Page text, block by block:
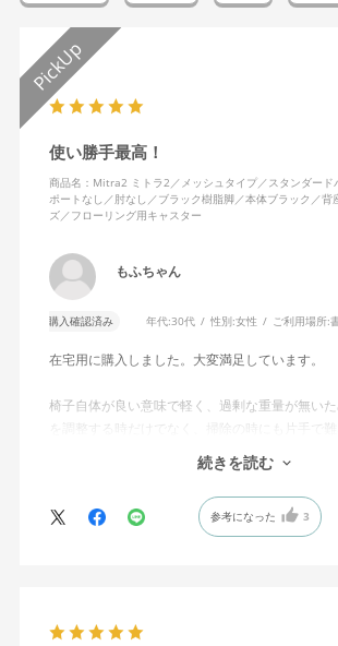
使い勝手最高！
商品名：Mitra2 ミトラ2／メッシュタイプ／スタンダード
ポートなし／肘なし／ブラック樹脂脚／本体ブラック／背
ズ／フローリング用キャスター
もふちゃん
購入確認済み 年代:30代 性別:女性 ご利用場所:
在宅用に購入しました。大変満足しています。
椅子自体が良い意味で軽く、過剰な重量が無い
を調整する時だけでなく、掃除の時にも片手で難
で、ストレスを感じません。
背中はメッシュ素材でハリがあり、沈み込みすぎ
に入っています。色も画像通りのアッシュブル
色になっています。
キャスターはフローリング用を選びました。と
思います。良い商品に巡り会えてとても嬉しいで
続きを読む
参考になった 3